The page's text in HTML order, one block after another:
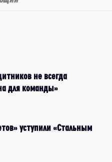
не всегда
для команды»
уступили «Стальным